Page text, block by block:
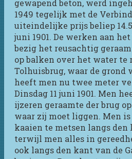
gewapend beton, werd
1949 tegelijk met de
uiteindelijke prijs beliep
juni 1901. De werken aan
bezig het reusachtig
op balken over het water te
Tolhuisbrug, waar de grond
heeft men nu twee meter
Dinsdag 11 juni 1901. Men
ijzeren geraamte der brug
waar zij moet liggen. Men
kaaien te metsen langs den
terwijl men alles in
ook langs den kant van de